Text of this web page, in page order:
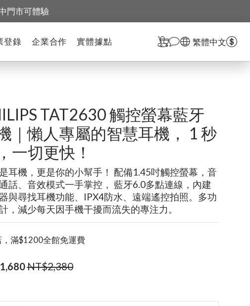
門市可體驗
登錄 企業合作 實體據點 繁體中文
TAT2630 觸控螢幕藍牙
｜懶人專屬的智慧耳機， 1 秒
一切更快！
耳機，更是你的小幫手！ 配備1.45吋觸控螢幕，音
話、音效模式一手掌控， 藍牙6.0多點連線，內建
與尋找耳機功能、IPX4防水、遠端遙控拍照。多功
，減少每天因手機干擾而流失的專注力。
，滿$1200全館免運費
NT$2,380